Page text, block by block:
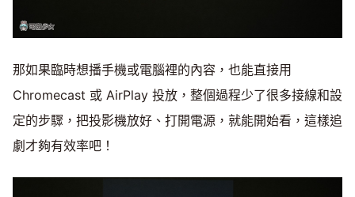
那如果臨時想播手機或電腦裡的內容，也能直接用
Chromecast 或 AirPlay 投放，整個過程少了很多接線和設
定的步驟，把投影機放好、打開電源，就能開始看，這樣追
劇才夠有效率吧！